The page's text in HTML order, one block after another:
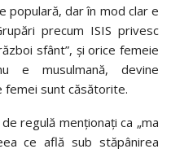
populară, dar în mod clar e
precum ISIS privesc
sfânt”, și orice femeie
e musulmană, devine
femei sunt căsătorite.
regulă menționați ca „ma
ce află sub stăpânirea